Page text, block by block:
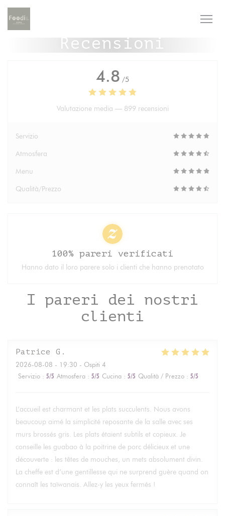
Personalizzazione delle tue scelte sui cookie
Recensioni
I pareri dei nostri
clienti
Patrice G
2026-08-08 - 19:30 - Ospiti 4
Servizio : 5/5 Atmosfera : 5/5 Cucina : 5/5 Qualità / Prezzo : 5/5
L’accueil est charmant et les plats succulents. Nous avons
beaucoup aimé la simplicité reposante de la salle avec ses
murs brossés gris. Les plats étaient subtils et copieux. Je
conseille les guabao à la poitrine de porc délicieux et une
découverte : les têtes de mouches, un mets absolument divin.
La cheffe est d’une gentillesse qui ne surprend guère quand on
connaît les taïwanais. Allez-y les yeux fermés !
4.8 /5
Valutazione media — 899 recensioni
Servizio
Atmosfera
Menu
Qualità/Prezzo
100% pareri verificati
Hanno dato il loro parere solo i clienti che hanno prenotato